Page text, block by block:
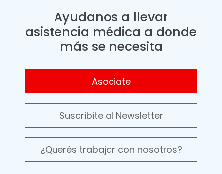
Ayudanos a llevar
asistencia médica a donde
más se necesita
Asociate
Suscribite al Newsletter
¿Querés trabajar con nosotros?